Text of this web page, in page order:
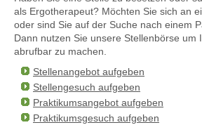
als Ergotherapeut? Möchten Sie sich an
oder sind Sie auf der Suche nach einem
Dann nutzen Sie unsere Stellenbörse um
abrufbar zu machen.
Stellenangebot aufgeben
Stellengesuch aufgeben
Praktikumsangebot aufgeben
Praktikumsgesuch aufgeben